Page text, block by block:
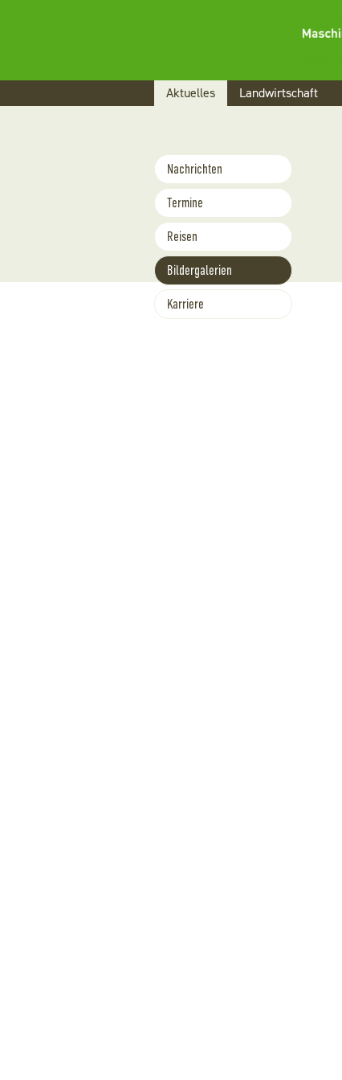
überspringen
Aktuelles Landwirtschaft
Navigation
überspringen
Nachrichten
Termine
Reisen
Bildergalerien
Karriere